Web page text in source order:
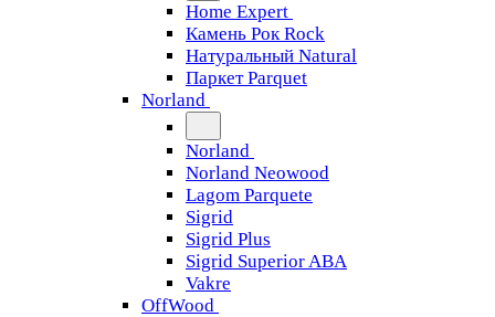
Home Expert
Камень Рок Rock
Натуральный Natural
Паркет Parquet
Norland
Norland
Norland Neowood
Lagom Parquete
Sigrid
Sigrid Plus
Sigrid Superior ABA
Vakre
OffWood